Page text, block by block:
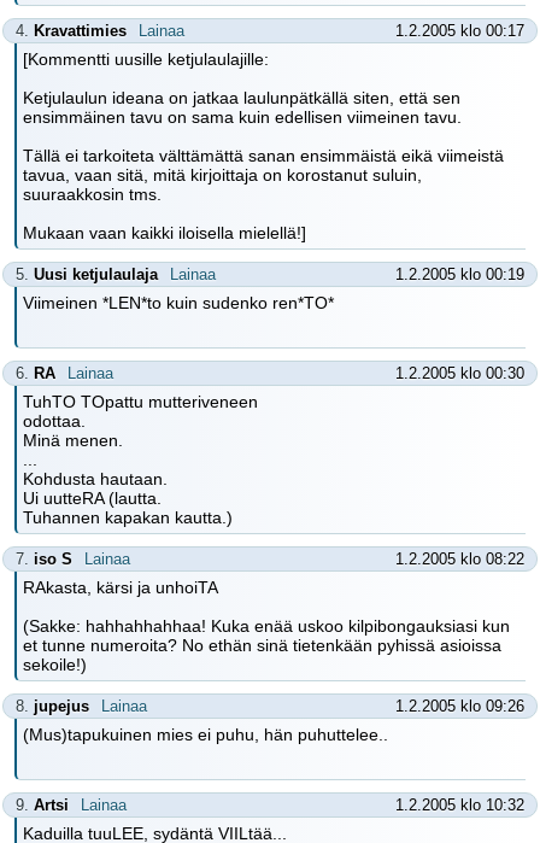
4. Kravattimies Lainaa 1.2.2005 klo 00:17
[Kommentti uusille ketjulaulajille:
Ketjulaulun ideana on jatkaa laulunpätkällä siten, että sen
ensimmäinen tavu on sama kuin edellisen viimeinen tavu.
Tällä ei tarkoiteta välttämättä sanan ensimmäistä eikä viimeistä
tavua, vaan sitä, mitä kirjoittaja on korostanut suluin,
suuraakkosin tms.
Mukaan vaan kaikki iloisella mielellä!]
5. Uusi ketjulaulaja Lainaa 1.2.2005 klo 00:19
Viimeinen *LEN*to kuin sudenko ren*TO*
6. RA Lainaa 1.2.2005 klo 00:30
TuhTO TOpattu mutteriveneen
odottaa.
Minä menen.
Kohdusta hautaan.
Ui uutteRA (lautta.
Tuhannen kapakan kautta.)
7. iso S Lainaa 1.2.2005 klo 08:22
RAkasta, kärsi ja unhoiTA
(Sakke: hahhahhahhaa! Kuka enää uskoo kilpibongauksiasi kun
et tunne numeroita? No ethän sinä tietenkään pyhissä asioissa
sekoile!)
8. jupejus Lainaa 1.2.2005 klo 09:26
(Mus)tapukuinen mies ei puhu, hän puhuttelee..
9. Artsi Lainaa 1.2.2005 klo 10:32
Kaduilla tuuLEE, sydäntä VIILtää...